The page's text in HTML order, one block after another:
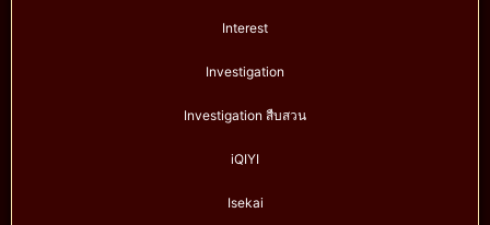
Interest
Investigation
Investigation สืบสวน
iQIYI
Isekai